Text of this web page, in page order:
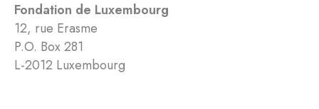
Fondation de Luxembourg
12, rue Erasme
P.O. Box 281
L-2012 Luxembourg